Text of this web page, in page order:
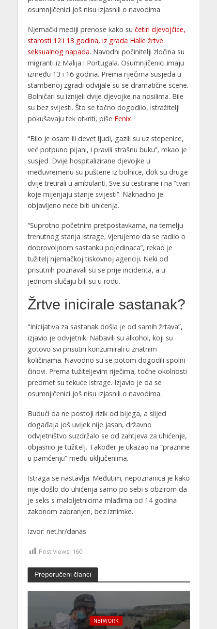
osumnjičenici još nisu izjasnili o navodima
Njemački mediji prenose kako su četiri djevojčice,
starosti 12 i 13 godina, iz grada Halle žrtve
seksualnog napada. Navodni počinitelji zločina su
migranti iz Malija i Portugala. Osumnjičenici imaju
između 13 i 16 godina. Prema riječima susjeda u
stambenoj zgradi odvijale su se dramatične scene.
Bolničari su iznijeli dvije djevojke na nosilima. Bile
su bez svijesti. Što se točno dogodilo, istražitelji
pokušavaju tek otkriti, piše Fenix.
“Bilo je osam ili devet ljudi, gazili su uz stepenice,
već potpuno pijani, i pravili strašnu buku”, rekao je
susjed. Dvije hospitalizirane djevojke u
međuvremenu su puštene iz bolnice, dok su druge
dvije tretirali u ambulanti. Sve su testirane i na “tvari
koje mijenjaju stanje svijesti”. Naknadno je
objavljeno neće biti uhićenja.
“Suprotno početnim pretpostavkama, na temelju
trenutnog stanja istrage, vjerujemo da se radilo o
dobrovoljnom sastanku pojedinaca”, rekao je
tužitelj njemačkoj tiskovnoj agenciji. Neki od
prisutnih poznavali su se prije incidenta, a u
jednom slučaju bili su u rodu.
Žrtve inicirale sastanak?
“Inicijativa za sastanak došla je od samih žrtava”,
izjavio je odvjetnik. Nabavili su alkohol, koji su
gotovo svi prisutni konzumirali u znatnim
količinama. Navodno su se potom dogodili spolni
činovi. Prema tužiteljevim riječima, točne okolnosti
predmet su tekuće istrage. Izjavio je da se
osumnjičenici još nisu izjasnili o navodima.
Budući da ne postoji rizik od bijega, a slijed
događaja još uvijek nije jasan, državno
odvjetništvo suzdržalo se od zahtjeva za uhićenje,
objasnio je tužitelj. Također je ukazao na “praznine
u pamćenju” među uključenima.
Istraga se nastavlja. Međutim, nepoznanica je kako
nije došlo do uhićenja samo po sebi s obzirom da
je seks s maloljetnicima mlađima od 14 godina
zakonom zabranjen, bez iznimke.
Izvor: net.hr/danas
Post Views: 160
Preporučeni članci
NETWORK